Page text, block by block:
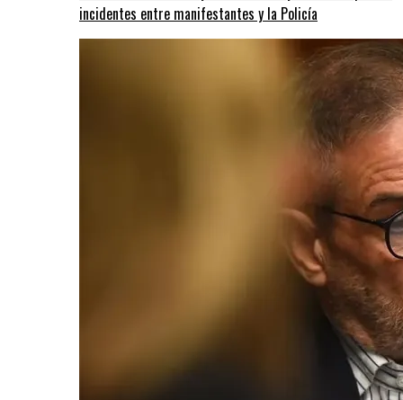
incidentes entre manifestantes y la Policía